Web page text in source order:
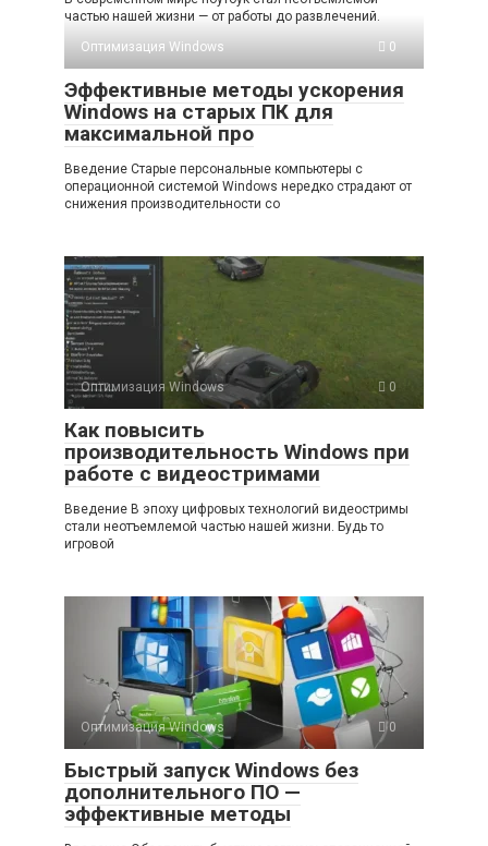
частью нашей жизни — от работы до развлечений.
Оптимизация Windows
0
Эффективные методы ускорения
Windows на старых ПК для
максимальной про
Введение Старые персональные компьютеры с
операционной системой Windows нередко страдают от
снижения производительности со
Оптимизация Windows 0
Как повысить
производительность Windows при
работе с видеостримами
Введение В эпоху цифровых технологий видеостримы
стали неотъемлемой частью нашей жизни. Будь то
игровой
Оптимизация Windows 0
Быстрый запуск Windows без
дополнительного ПО —
эффективные методы